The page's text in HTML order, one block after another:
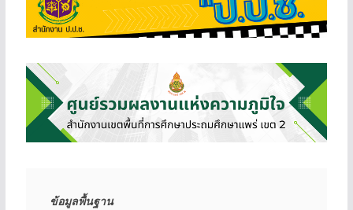
ข้อมูลพื้นฐาน